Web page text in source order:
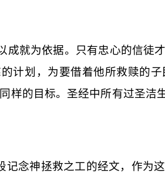
就为依据。只有忠心的信徒
计划，为要借着他所救赎的
样的目标。圣经中所有过圣
记念神拯救之工的经文，作为